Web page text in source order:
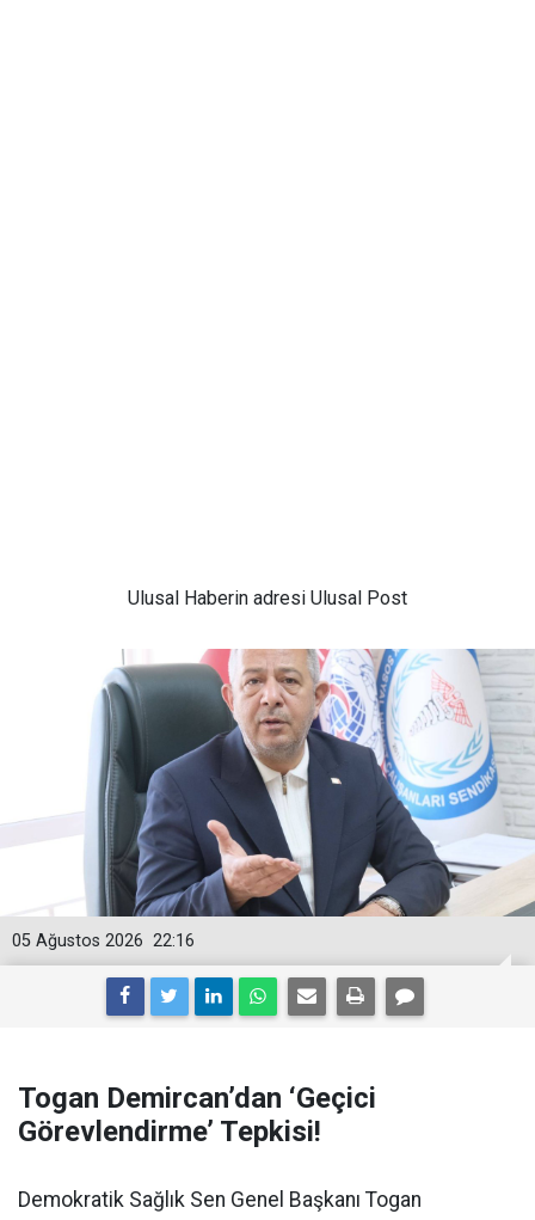
Ulusal Haberin adresi Ulusal Post
22:16
05 Ağustos 2026
Togan Demircan’dan ‘Geçici
Görevlendirme’ Tepkisi!
Demokratik Sağlık Sen Genel Başkanı Togan